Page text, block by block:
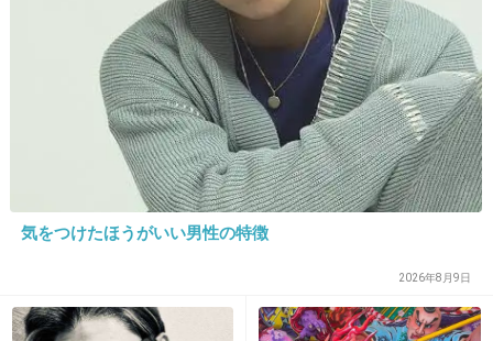
NHK囲碁トーナメント
+9 -112
2015/05/10(日) 23:28:09
探偵ナイトスクープ！
+206
25. 匿名 2015/05/10(日) 23:28:11
気をつけたほうがいい男性の特徴
2026年8月9日